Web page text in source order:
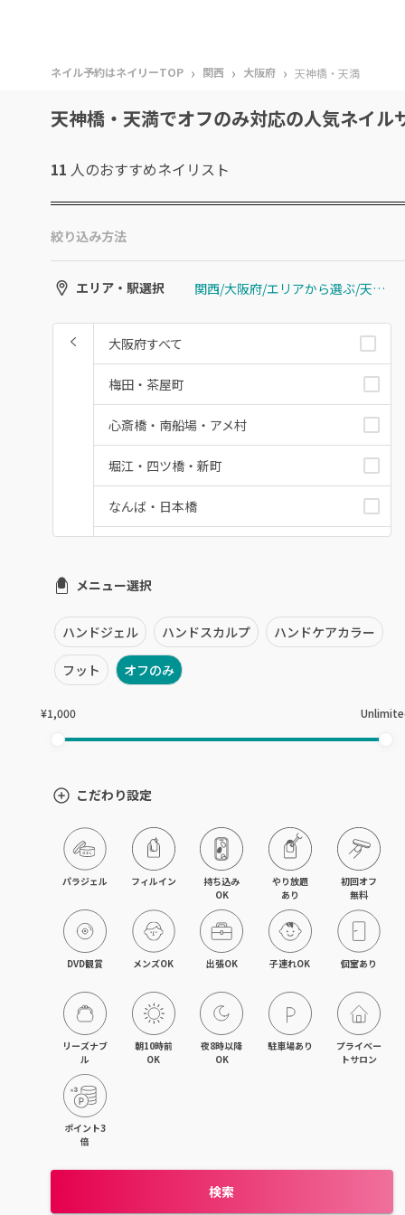
ネイル予約はネイリーTOP › 関西 › 大阪府 › 天神橋・天満
天神橋・天満でオフのみ対応の人気ネイル
11 人のおすすめネイリスト
絞り込み方法
エリア・駅選択 関西/大阪府/エリアから選ぶ/天神橋・天満
大阪府すべて
梅田・茶屋町
心斎橋・南船場・アメ村
堀江・四ツ橋・新町
なんば・日本橋
福島区・野田
淀屋橋・本町・肥後橋
天神橋・天満
東三国・十三・淀川区
京橋・都島区
鶴見区・城東区・旭区
東成区・生野区
住吉区・住之江区・西成区
平野区・東住吉区
大正・九条・弁天町
枚方・寝屋川・交野
メニュー選択
ハンドジェル ハンドスカルプ ハンドケアカラー
フット オフのみ
¥1,000
こだわり設定
パラジェル フィルイン
持ち込み
OK
やり放題
あり
初回オフ
無料
DVD観賞 メンズOK 出張OK 子連れOK 個室あり
リーズナブ
ル
朝10時前
OK
夜8時以降
OK
駐車場あり
プライベー
トサロン
ポイント3
倍
検索